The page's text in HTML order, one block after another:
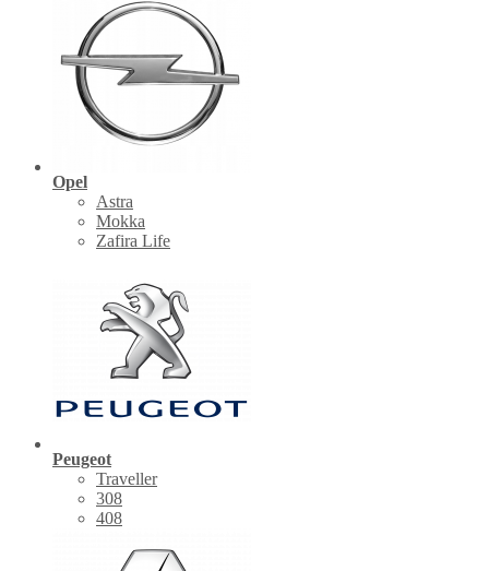
Opel
Astra
Mokka
Zafira Life
Peugeot
Traveller
308
408